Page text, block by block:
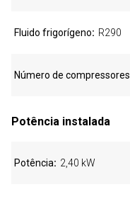
Fluido frigorígeno R290
Número de compressores
Potência instalada
Potência 2,40 kW